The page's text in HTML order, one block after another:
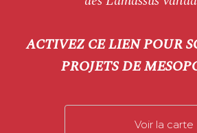
ACTIVEZ CE LIEN POUR
PROJETS DE
Voir la carte